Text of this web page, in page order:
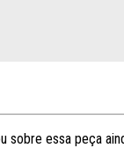
sobre essa peça